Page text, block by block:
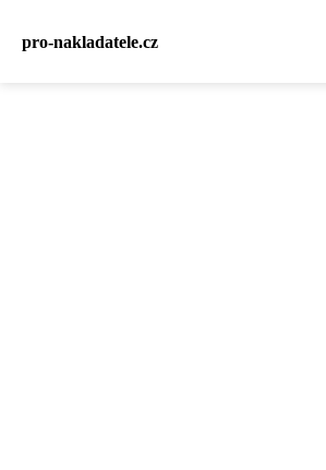
pro-nakladatele.cz